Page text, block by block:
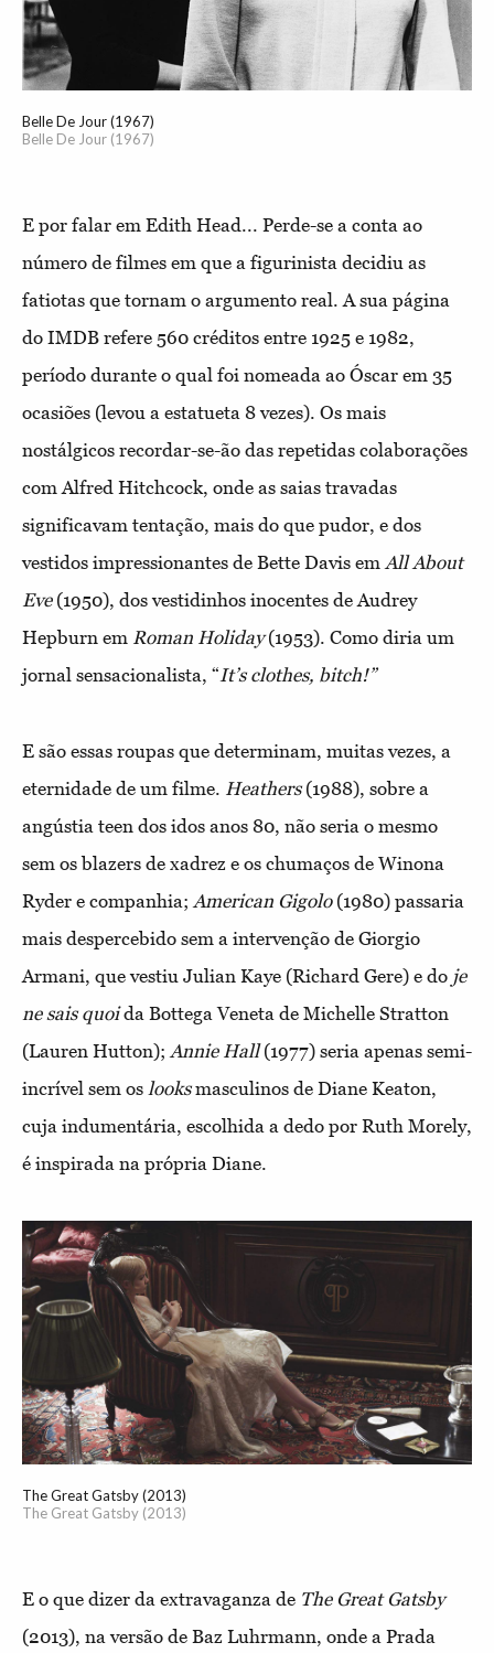
Belle De Jour (1967)
Belle De Jour (1967)
E por falar em Edith Head... Perde-se a conta ao
número de filmes em que a figurinista decidiu as
fatiotas que tornam o argumento real. A sua página
do IMDB refere 560 créditos entre 1925 e 1982,
período durante o qual foi nomeada ao Óscar em 35
ocasiões (levou a estatueta 8 vezes). Os mais
nostálgicos recordar-se-ão das repetidas colaborações
com Alfred Hitchcock, onde as saias travadas
significavam tentação, mais do que pudor, e dos
vestidos impressionantes de Bette Davis em All About
Eve(1950), dos vestidinhos inocentes de Audrey
Hepburn em Roman Holiday(1953). Como diria um
jornal sensacionalista, “It’s clothes, bitch!”
E são essas roupas que determinam, muitas vezes, a
eternidade de um filme. Heathers(1988), sobre a
angústia teen dos idos anos 80, não seria o mesmo
sem os blazers de xadrez e os chumaços de Winona
Ryder e companhia; American Gigolo(1980) passaria
mais despercebido sem a intervenção de Giorgio
Armani, que vestiu Julian Kaye (Richard Gere) e do je
ne sais quoida Bottega Veneta de Michelle Stratton
(Lauren Hutton); Annie Hall(1977) seria apenas semi-
incrível sem os looksmasculinos de Diane Keaton,
cuja indumentária, escolhida a dedo por Ruth Morely,
é inspirada na própria Diane.
The Great Gatsby (2013)
The Great Gatsby (2013)
E o que dizer da extravaganza de The Great Gatsby
(2013), na versão de Baz Luhrmann, onde a Prada